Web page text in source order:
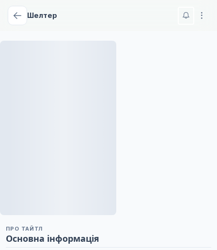
Шелтер
ПРО ТАЙТЛ
Основна інформація